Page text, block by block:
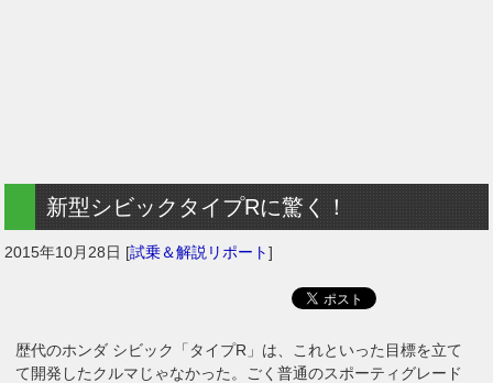
新型シビックタイプRに驚く！
2015年10月28日 [試乗＆解説リポート]
歴代のホンダ シビック「タイプR」は、これといった目標を立て
て開発したクルマじゃなかった。ごく普通のスポーティグレード